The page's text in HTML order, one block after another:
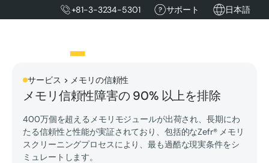
+81-3-3234-5301 サポート 日本語
サービス > メモリの信頼性
メモリ信頼性障害の 90% 以上を排除
400万個を超えるメモリモジュールが出荷され、長期にわ
たる信頼性と性能が実証されており、包括的なZefr® メモリ
スクリーニングプロセスにより、最も過酷な現実条件をシ
ミュレートします。